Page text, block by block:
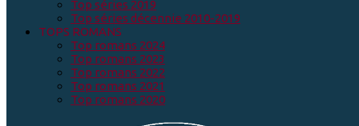
Top séries 2019
Top séries décennie 2010-2019
TOPS ROMANS
Top romans 2024
Top romans 2023
Top romans 2022
Top romans 2021
Top romans 2020